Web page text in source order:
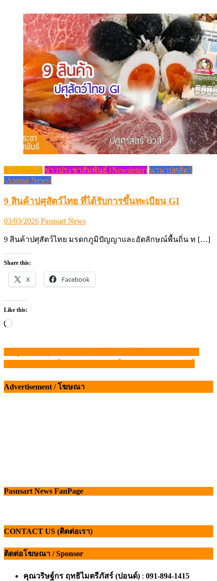
ข่าว (News) ข่าวประชาสัมพันธ์ (Newsletter) นานาปศุสัตว์
(Animal News)
9 สินค้าปศุสัตว์ไทย ที่ได้รับการขึ้นทะเบียน GI
Posted
03/03/2026 Author
Pasusart News
9 สินค้าปศุสัตว์ไทย มรดกภูมิปัญญาและอัตลักษณ์พื้นถิ่น ท […]
Share this:
X Facebook
Like this:
Loading…
แนะแนว
Advertisement / โฆษณา
Pasusart News FanPage
CONTACT US (ติดต่อเรา)
ติดต่อโฆษณา / Sponsor
คุณวริษฐ์กร ฤทธิไมตรีภัสร์ (ปอนด์) : 091-894-1415